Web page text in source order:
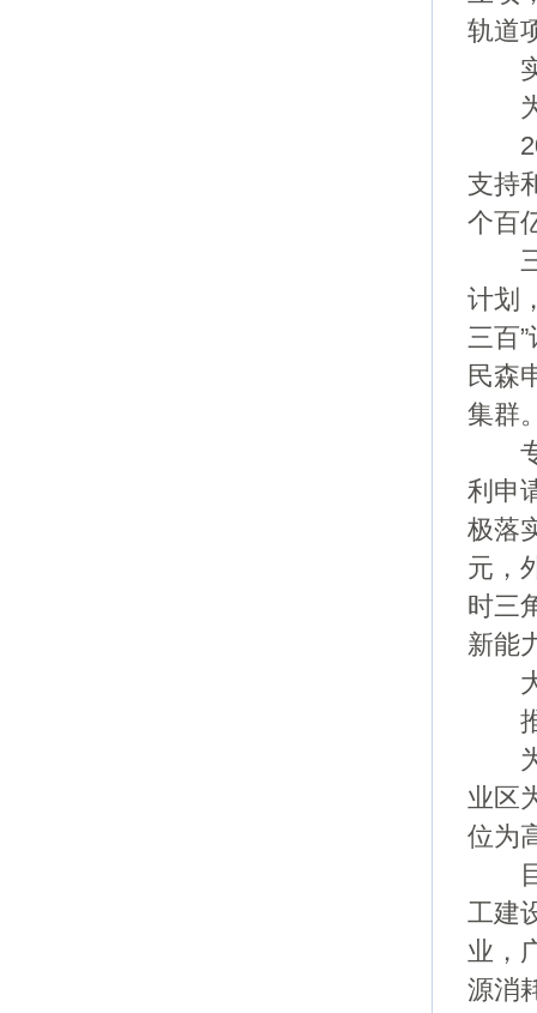
轨道
实
为
支持
个百
三
计划
三百
民森
集群
专
利申
极落
元，
时三
新能
大
推
为
业区
位为
目
工建
业，
源消